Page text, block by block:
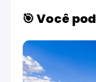
🎯 Você